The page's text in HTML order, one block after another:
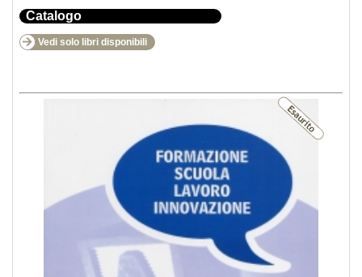
Catalogo
Vedi solo libri disponibili